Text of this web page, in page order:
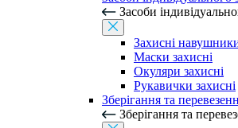
Засоби
Захисні
Маски захисні
Окуляри захисні
Рукавички захисні
Зберігання та
Зберігання та